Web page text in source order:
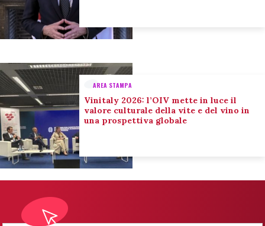
AREA STAMPA
Vinitaly 2026: l’OIV mette in luce il
valore culturale della vite e del vino in
una prospettiva globale